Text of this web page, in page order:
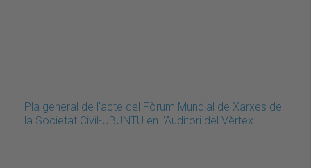
Pla general de l'acte del Fòrum Mundial de Xarxes de
la Societat Civil-UBUNTU en l'Auditori del Vèrtex